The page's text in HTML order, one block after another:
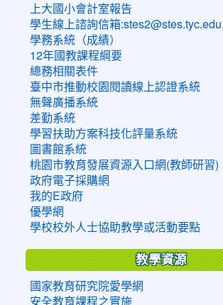
上大國小會計室報告
學生線上諮詢信箱
學務系統（成績）
12年國教課程綱要
總務相關表件
臺中市推動校園閱讀線上認證系統
無聲廣播系統
差勤系統
學習扶助方案科技化評量系統
圖書館系統
桃園市教育發展資源入口網(教師研習)
政府電子採購網
我的E政府
優學網
學校校外人士協助教學或活動要點
教學資源
國家教育研究院愛學網
安全教育課程之實施